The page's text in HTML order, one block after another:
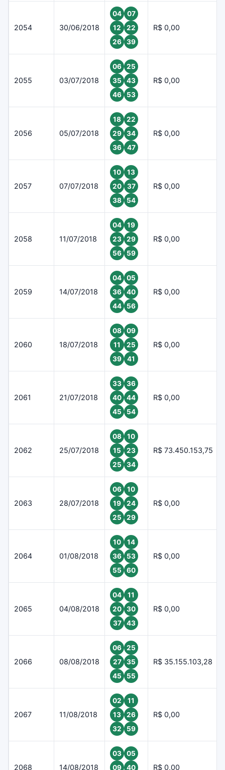
2054 30/06/2018
04
07
12
22
26
39
R$ 0,00
2055 03/07/2018
06
25
35
43
46
53
R$ 0,00
2056 05/07/2018
18
22
29
34
36
47
R$ 0,00
2057 07/07/2018
10
13
20
37
38
54
R$ 0,00
2058 11/07/2018
04
19
23
29
56
59
R$ 0,00
2059 14/07/2018
04
05
36
40
44
56
R$ 0,00
2060 18/07/2018
08
09
11
25
39
41
R$ 0,00
2061 21/07/2018
33
36
40
44
45
54
R$ 0,00
2062 25/07/2018
08
10
15
23
25
34
R$ 73.450.153,75
2063 28/07/2018
06
10
19
24
25
29
R$ 0,00
2064 01/08/2018
10
14
36
53
55
60
R$ 0,00
2065 04/08/2018
04
11
20
30
37
43
R$ 0,00
2066 08/08/2018
06
25
27
35
45
55
R$ 35.155.103,28
2067 11/08/2018
02
11
13
26
32
59
R$ 0,00
2068 14/08/2018
03
05
09
40
R$ 0,00